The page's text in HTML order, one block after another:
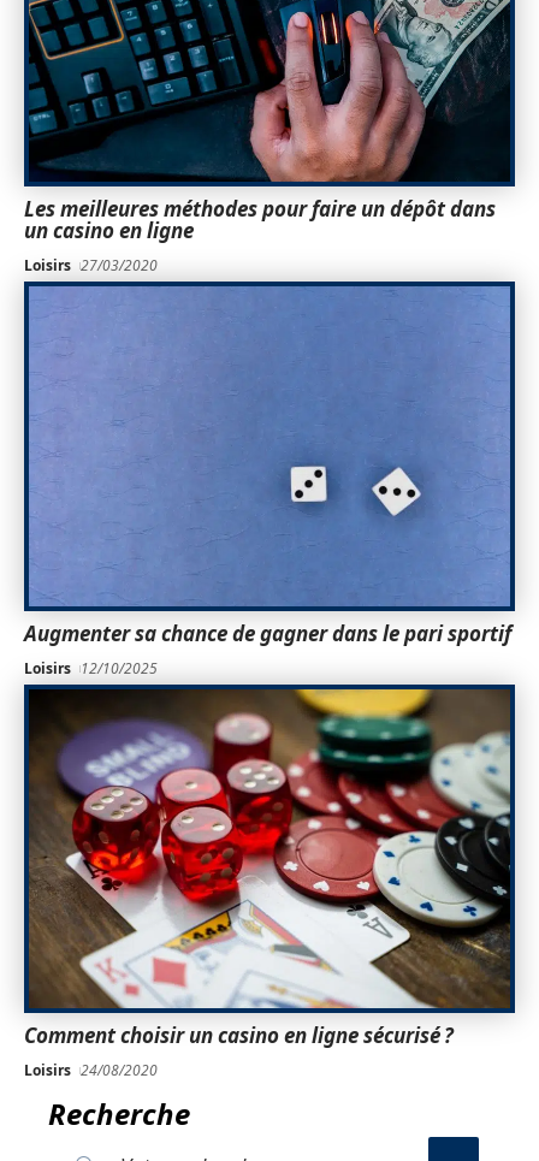
Les meilleures méthodes pour faire un dépôt dans
un casino en ligne
Loisirs 27/03/2020
Augmenter sa chance de gagner dans le pari sportif
Loisirs 12/10/2025
Comment choisir un casino en ligne sécurisé ?
Loisirs 24/08/2020
Recherche